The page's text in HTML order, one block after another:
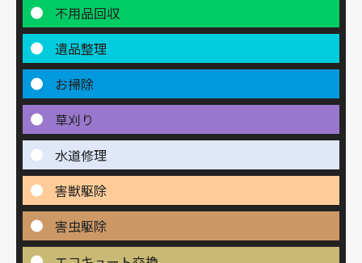
不用品回収
遺品整理
お掃除
草刈り
水道修理
害獣駆除
害虫駆除